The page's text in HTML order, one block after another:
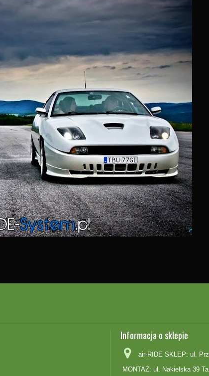
Informacja o sklepie
air-RIDE SKLEP: ul.
MONTAŻ: ul. Nakielska 39